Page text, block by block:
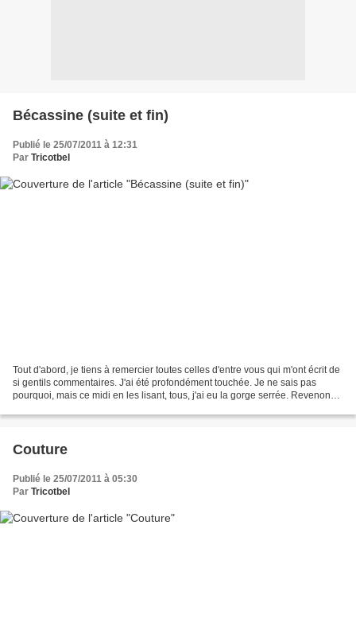
Bécassine (suite et fin)
Publié le 25/07/2011 à 12:31
Par Tricotbel
Tout d'abord, je tiens à remercier toutes celles d'entre vous qui m'ont écrit de
si gentils commentaires. J'ai été profondément touchée. Je ne sais pas
pourquoi, mais ce midi en les lisant, tous, j'ai eu la gorge serrée. Revenons-
Couture
Publié le 25/07/2011 à 05:30
Par Tricotbel